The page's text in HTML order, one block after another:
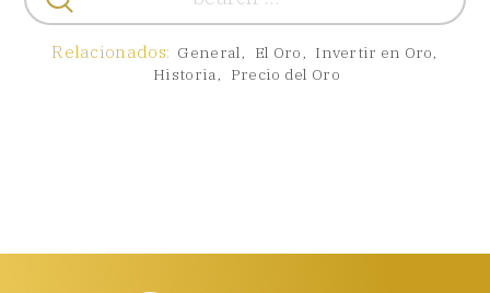
Relacionados: General , El Oro , Invertir en Oro,
Historia , Precio del Oro